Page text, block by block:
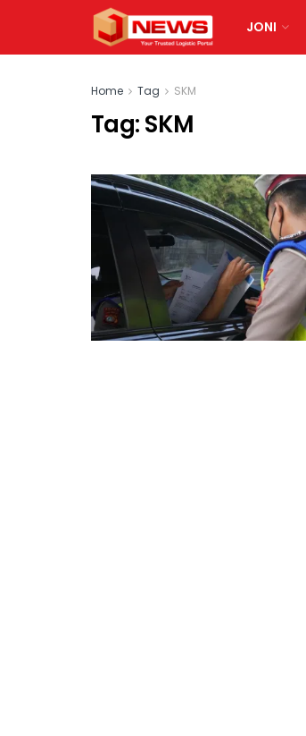
JONI
Home Tag SKM
Tag:SKM